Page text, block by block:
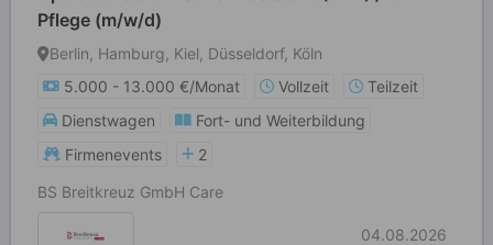
Pflege (m/w/d)
Berlin, Hamburg, Kiel, Düsseldorf, Köln
5.000 - 13.000 €/Monat
Vollzeit
Teilzeit
Dienstwagen
Fort- und Weiterbildung
Firmenevents
2
BS Breitkreuz GmbH Care
04.08.2026